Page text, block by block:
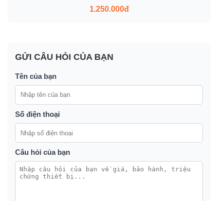
1.250.000đ
GỬI CÂU HỎI CỦA BẠN
Tên của bạn
Số điện thoại
Câu hỏi của bạn